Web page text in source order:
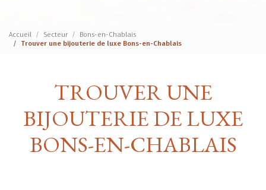
Accueil Secteur
Bons-en-Chablais
Trouver une bijouterie de luxe Bons-en-Chablais
TROUVER UNE
BIJOUTERIE DE LUXE
BONS-EN-CHABLAIS